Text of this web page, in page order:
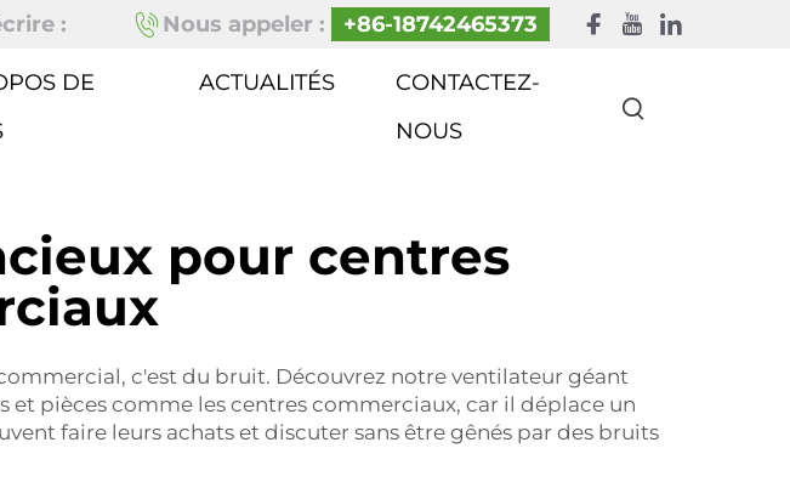
: Nous appeler : +86-18742465373
DE
ACTUALITÉS
CONTACTEZ-
NOUS
pour centres
c'est du bruit. Découvrez notre ventilateur géant
et pièces comme les centres commerciaux, car il déplace un
faire leurs achats et discuter sans être gênés par des bruits